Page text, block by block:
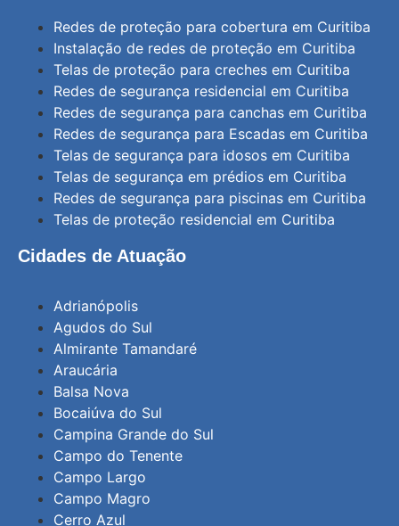
Redes de proteção para cobertura em Curitiba
Instalação de redes de proteção em Curitiba
Telas de proteção para creches em Curitiba
Redes de segurança residencial em Curitiba
Redes de segurança para canchas em Curitiba
Redes de segurança para Escadas em Curitiba
Telas de segurança para idosos em Curitiba
Telas de segurança em prédios em Curitiba
Redes de segurança para piscinas em Curitiba
Telas de proteção residencial em Curitiba
Cidades de Atuação
Adrianópolis
Agudos do Sul
Almirante Tamandaré
Araucária
Balsa Nova
Bocaiúva do Sul
Campina Grande do Sul
Campo do Tenente
Campo Largo
Campo Magro
Cerro Azul